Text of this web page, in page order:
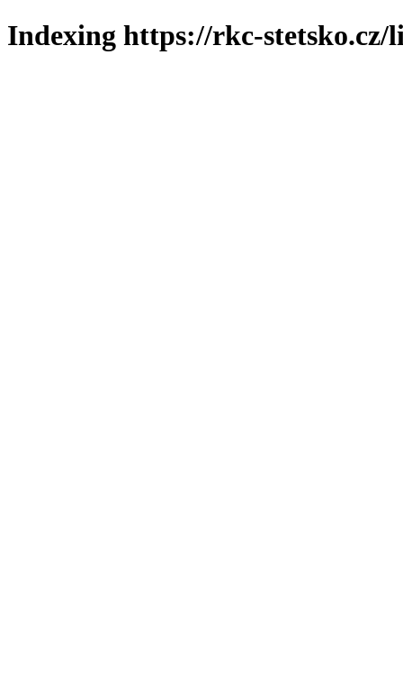
Indexing https://rkc-stetsko.cz/